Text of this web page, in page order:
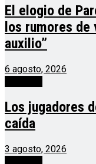
El elogio de
los rumores de
auxilio”
6 agosto, 2026
Los jugadores
caída
3 agosto, 2026